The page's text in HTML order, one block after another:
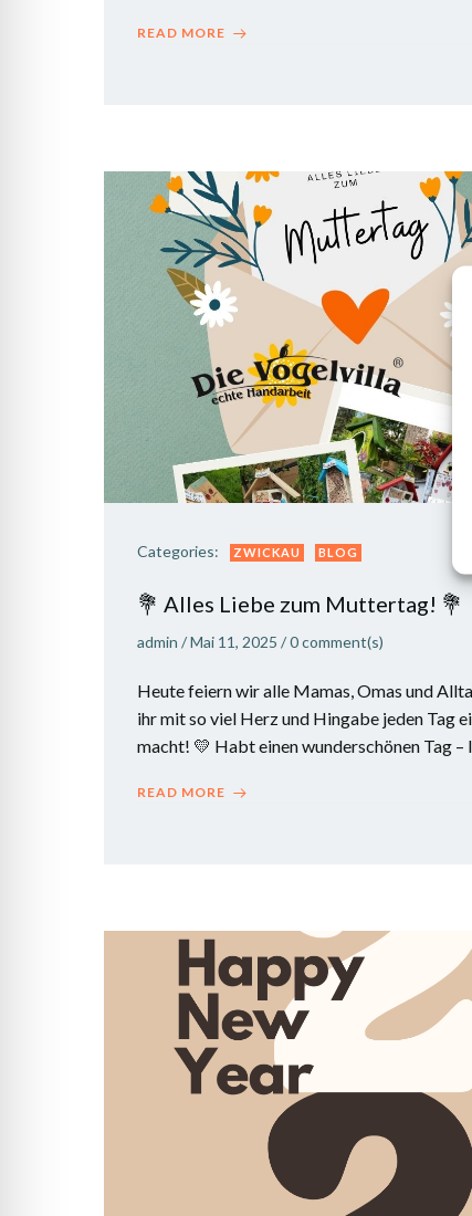
READ MORE
Categories: ZWICKAU BLOG
💐 Alles Liebe zum Muttertag! 💐
admin /Mai 11, 2025 /0comment(s)
Heute feiern wir alle Mamas, Omas und
ihr mit so viel Herz und Hingabe jeden Tag
macht! 💛 Habt einen wunderschönen Tag –
READ MORE